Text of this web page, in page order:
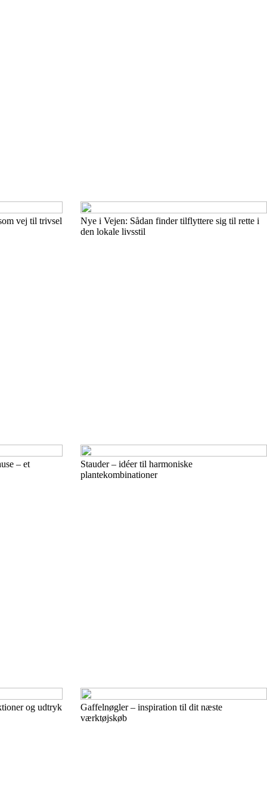
vej til trivsel
Nye i Vejen: Sådan finder tilflyttere sig til rette i
den lokale livsstil
– et
Stauder – idéer til harmoniske
plantekombinationer
og udtryk
Gaffelnøgler – inspiration til dit næste
værktøjskøb